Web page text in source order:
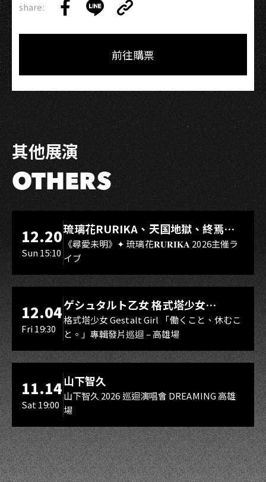
share:
on
on
Link
Copy
前往購票
其他展演
OTHERS
LIVE WAREHOUSE 小庫
12.20
Sun 15:10
琉璃花RURIKA、天国地獄、終焉
Rebirth、DUALIA、無我夢中、花奏
スマイル（O.A.）
《尋愛未明》✦ 琉璃花𝐑𝐔𝐑𝐈𝐊𝐀 2026主催ラ
イブ
LIVE WAREHOUSE 小庫
12.04
Fri 19:30
ゲシュタルト乙女 格式塔少女
Gestalt Girl
格式塔少女 Gestalt Girl 「働くこと、休むこ
と。」專輯發片巡迴 – 高雄場
11.14
Sat 19:00
山下智久
山下智久 2026 巡迴演唱會 DREAMING 高雄
場